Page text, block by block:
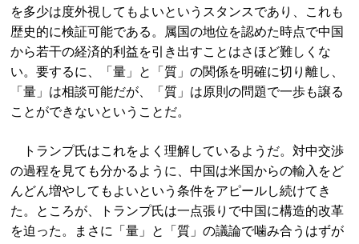
を多少は度外視してもよいというスタンスであり、これも
歴史的に検証可能である。属国の地位を認めた時点で中国
から若干の経済的利益を引き出すことはさほど難しくな
い。要するに、「量」と「質」の関係を明確に切り離し、
「量」は相談可能だが、「質」は原則の問題で一歩も譲る
ことができないということだ。
トランプ氏はこれをよく理解しているようだ。対中交渉
の過程を見ても分かるように、中国は米国からの輸入をど
んどん増やしてもよいという条件をアピールし続けてき
た。ところが、トランプ氏は一点張りで中国に構造的改革
を迫った。まさに「量」と「質」の議論で噛み合うはずが